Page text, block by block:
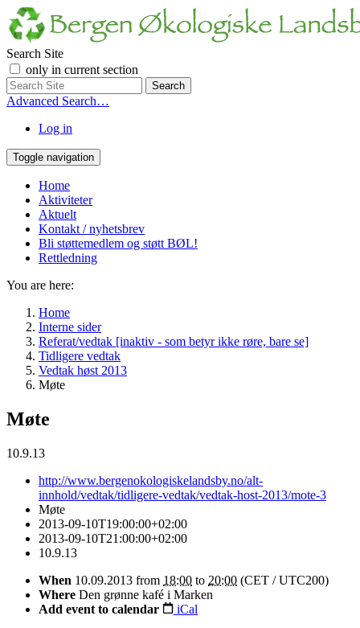
Search Site
only in current section
Advanced Search…
Log in
Toggle navigation
Home
Aktiviteter
Aktuelt
Kontakt / nyhetsbrev
Bli støttemedlem og støtt BØL!
Rettledning
You are here:
Home
Interne sider
Referat/vedtak [inaktiv - som betyr ikke røre, bare se]
Tidligere vedtak
Vedtak høst 2013
Møte
Møte
10.9.13
http://www.bergenokologiskelandsby.no/alt-
innhold/vedtak/tidligere-vedtak/vedtak-host-2013/mote-3
Møte
2013-09-10T19:00:00+02:00
2013-09-10T21:00:00+02:00
10.9.13
When 10.09.2013 from 18:00 to 20:00 (CET / UTC200)
Where Den grønne kafé i Marken
Add event to calendar
iCal